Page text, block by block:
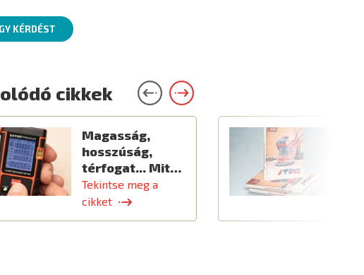
KÉRDÉST
cikkek
Magasság,
hosszúság,
térfogat... Mit…
Tekintse meg a
cikket